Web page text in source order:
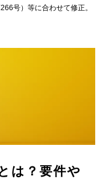
号）等に合わせて修正。
は？要件や